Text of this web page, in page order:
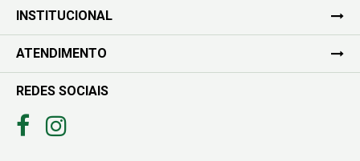
INSTITUCIONAL
ATENDIMENTO
REDES SOCIAIS